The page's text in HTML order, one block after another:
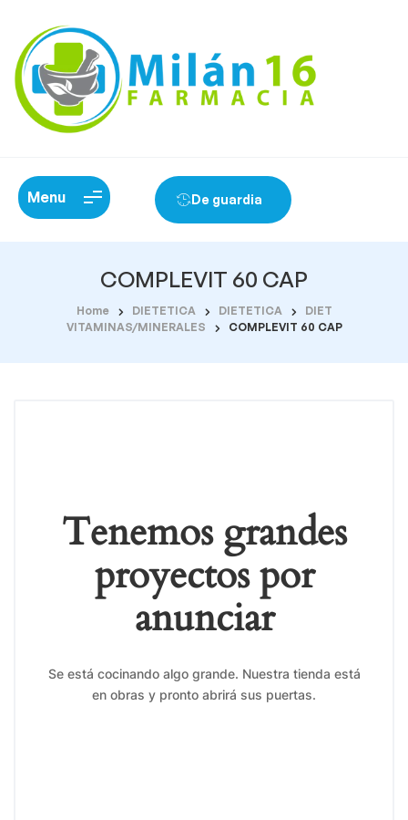
Menu De guardia
COMPLEVIT 60 CAP
Home DIETETICA DIETETICA
DIET
VITAMINAS/MINERALES
COMPLEVIT 60 CAP
Tenemos grandes
proyectos por
anunciar
Se está cocinando algo grande. Nuestra tienda está
en obras y pronto abrirá sus puertas.